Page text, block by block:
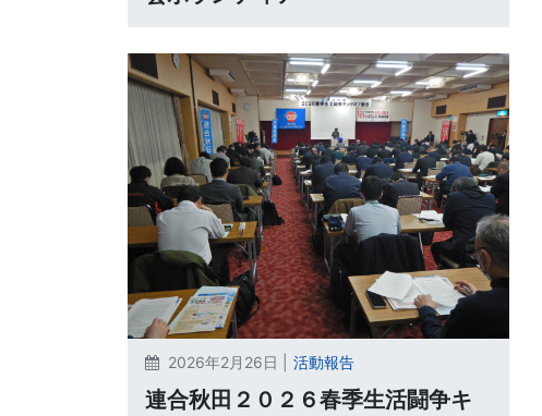
2026年2月26日 | 活動報告
連合秋田２０２６春季生活闘争キ